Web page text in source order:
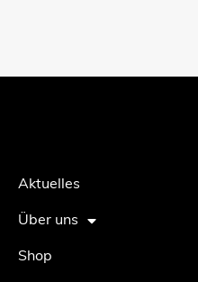
Aktuelles
Über uns
Shop